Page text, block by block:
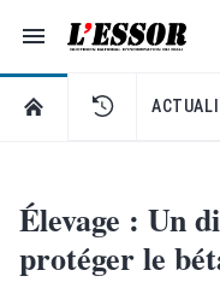
Navigation
L'Essor -
RETOUR À LA PAGE
Élevage : Un
protéger le